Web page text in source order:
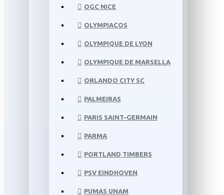
OGC NICE
OLYMPIACOS
OLYMPIQUE DE LYON
OLYMPIQUE DE MARSELLA
ORLANDO CITY SC
PALMEIRAS
PARIS SAINT-GERMAIN
PARMA
PORTLAND TIMBERS
PSV EINDHOVEN
PUMAS UNAM